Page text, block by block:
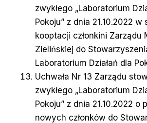
zwykłego „Laboratorium
Pokoju” z dnia 21.10.2022 w
kooptacji członkini Zarządu
Zielińskiej do
Laboratorium Działań dla
Uchwała Nr 13 Zarządu
zwykłego „Laboratorium
Pokoju” z dnia 21.10.2022 o
nowych członków do